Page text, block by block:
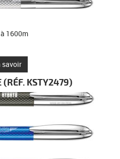
1600m
savoir
(RÉF. KSTY2479)